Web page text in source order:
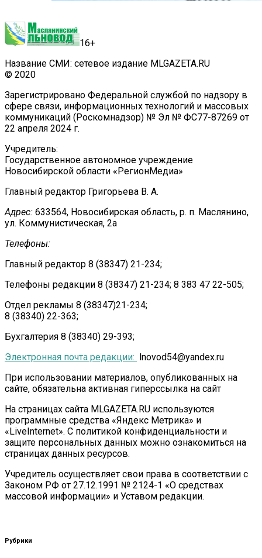
16+
Название СМИ: сетевое издание MLGAZETA.RU
© 2020
Зарегистрировано Федеральной службой по надзору в
сфере связи, информационных технологий и массовых
коммуникаций (Роскомнадзор) № Эл № ФС77-87269 от
22 апреля 2024 г.
Учредитель:
Государственное автономное учреждение
Новосибирской области «РегионМедиа»
Главный редактор Григорьева В. А.
Адрес: 633564, Новосибирская область, р. п. Маслянино,
ул. Коммунистическая, 2а
Телефоны:
Главный редактор 8 (38347) 21-234;
Телефоны редакции 8 (38347) 21-234; 8 383 47 22-505;
Отдел рекламы 8 (38347)21-234;
8 (38340) 22-363;
Бухгалтерия 8 (38340) 29-393;
Электронная почта редакции: lnovod54@yandex.ru
При использовании материалов, опубликованных на
сайте, обязательна активная гиперссылка на сайт
На страницах сайта MLGAZETA.RU используются
программные средства «Яндекс Метрика» и
«LiveInternet». С политикой конфиденциальности и
защите персональных данных можно ознакомиться на
страницах данных ресурсов.
Учредитель осуществляет свои права в соответствии с
Законом РФ от 27.12.1991 № 2124-1 «О средствах
массовой информации» и Уставом редакции.
Рубрики